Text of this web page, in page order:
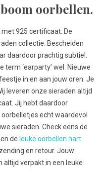
oorbellen.
925 certificaat. De
collectie. Bescheiden
daardoor prachtig subtiel.
‘earparty’ wel. Nieuwe
in en aan jouw oren. Je
leveren onze sieraden altijd
Jij hebt daardoor
echt waardevol
sieraden. Check eens de
en de leuke oorbellen hart
en retour. Jouw
altijd verpakt in een leuke